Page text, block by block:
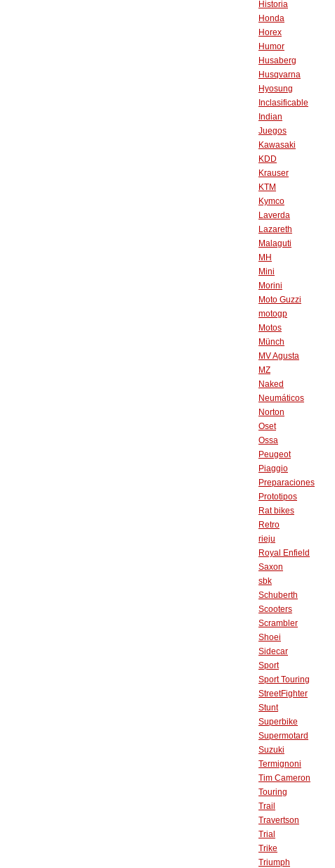
Historia
Honda
Horex
Humor
Husaberg
Husqvarna
Hyosung
Inclasificable
Indian
Juegos
Kawasaki
KDD
Krauser
KTM
Kymco
Laverda
Lazareth
Malaguti
MH
Mini
Morini
Moto Guzzi
motogp
Motos
Münch
MV Agusta
MZ
Naked
Neumáticos
Norton
Oset
Ossa
Peugeot
Piaggio
Preparaciones
Prototipos
Rat bikes
Retro
rieju
Royal Enfield
Saxon
sbk
Schuberth
Scooters
Scrambler
Shoei
Sidecar
Sport
Sport Touring
StreetFighter
Stunt
Superbike
Supermotard
Suzuki
Termignoni
Tim Cameron
Touring
Trail
Travertson
Trial
Trike
Triumph